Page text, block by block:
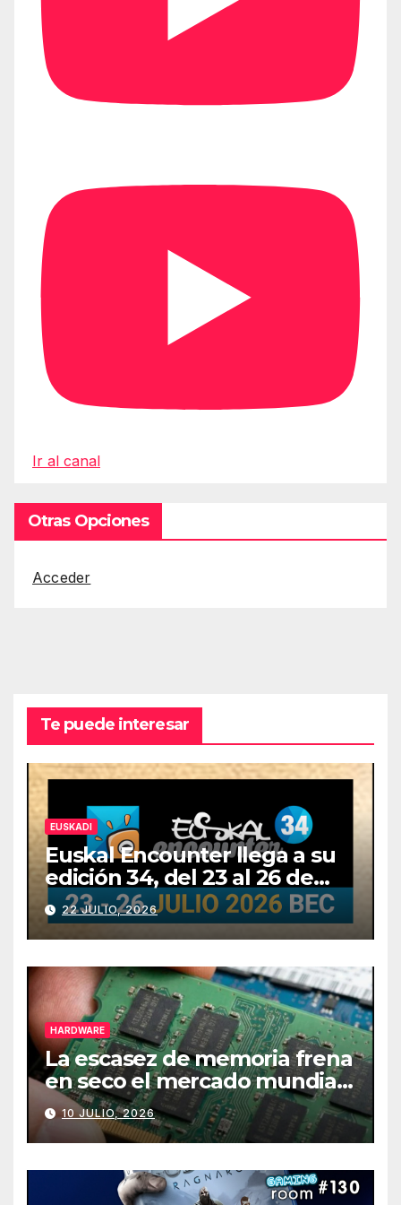
Ir al canal
Otras Opciones
Acceder
Te puede interesar
EUSKADI
Euskal Encounter llega a su
edición 34, del 23 al 26 de
julio
22 JULIO, 2026
HARDWARE
La escasez de memoria frena
en seco el mercado mundial
de PCs
10 JULIO, 2026